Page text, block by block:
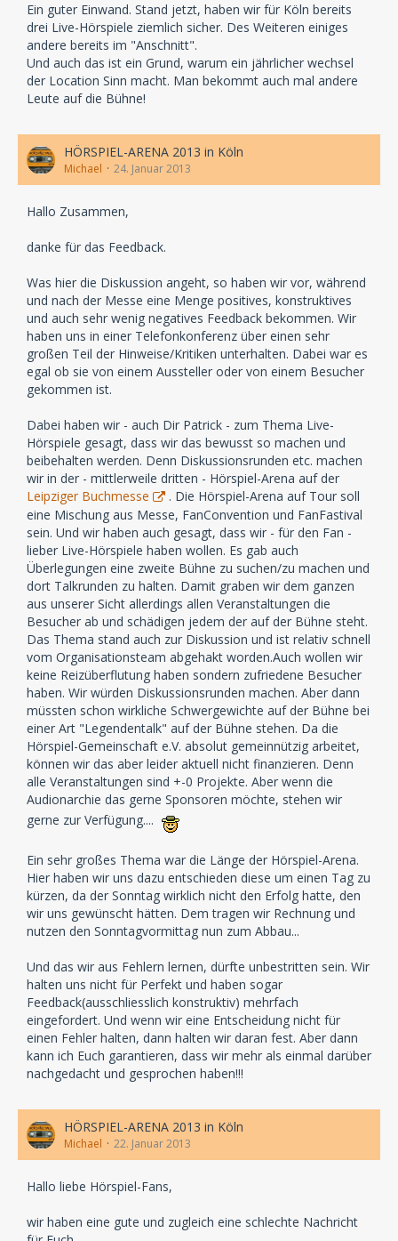
Ein guter Einwand. Stand jetzt, haben wir für Köln bereits
drei Live-Hörspiele ziemlich sicher. Des Weiteren einiges
andere bereits im "Anschnitt".
Und auch das ist ein Grund, warum ein jährlicher wechsel
der Location Sinn macht. Man bekommt auch mal andere
Leute auf die Bühne!
HÖRSPIEL-ARENA 2013 in Köln
Michael 24. Januar 2013
Hallo Zusammen,
danke für das Feedback.
Was hier die Diskussion angeht, so haben wir vor, während
und nach der Messe eine Menge positives, konstruktives
und auch sehr wenig negatives Feedback bekommen. Wir
haben uns in einer Telefonkonferenz über einen sehr
großen Teil der Hinweise/Kritiken unterhalten. Dabei war es
egal ob sie von einem Aussteller oder von einem Besucher
gekommen ist.
Dabei haben wir - auch Dir Patrick - zum Thema Live-
Hörspiele gesagt, dass wir das bewusst so machen und
beibehalten werden. Denn Diskussionsrunden etc. machen
wir in der - mittlerweile dritten - Hörspiel-Arena auf der
Leipziger Buchmesse
. Die Hörspiel-Arena auf Tour soll
eine Mischung aus Messe, FanConvention und FanFastival
sein. Und wir haben auch gesagt, dass wir - für den Fan -
lieber Live-Hörspiele haben wollen. Es gab auch
Überlegungen eine zweite Bühne zu suchen/zu machen und
dort Talkrunden zu halten. Damit graben wir dem ganzen
aus unserer Sicht allerdings allen Veranstaltungen die
Besucher ab und schädigen jedem der auf der Bühne steht.
Das Thema stand auch zur Diskussion und ist relativ schnell
vom Organisationsteam abgehakt worden.Auch wollen wir
keine Reizüberflutung haben sondern zufriedene Besucher
haben. Wir würden Diskussionsrunden machen. Aber dann
müssten schon wirkliche Schwergewichte auf der Bühne bei
einer Art "Legendentalk" auf der Bühne stehen. Da die
Hörspiel-Gemeinschaft e.V. absolut gemeinnützig arbeitet,
können wir das aber leider aktuell nicht finanzieren. Denn
alle Veranstaltungen sind +-0 Projekte. Aber wenn die
Audionarchie das gerne Sponsoren möchte, stehen wir
gerne zur Verfügung....
Ein sehr großes Thema war die Länge der Hörspiel-Arena.
Hier haben wir uns dazu entschieden diese um einen Tag zu
kürzen, da der Sonntag wirklich nicht den Erfolg hatte, den
wir uns gewünscht hätten. Dem tragen wir Rechnung und
nutzen den Sonntagvormittag nun zum Abbau...
Und das wir aus Fehlern lernen, dürfte unbestritten sein. Wir
halten uns nicht für Perfekt und haben sogar
Feedback(ausschliesslich konstruktiv) mehrfach
eingefordert. Und wenn wir eine Entscheidung nicht für
einen Fehler halten, dann halten wir daran fest. Aber dann
kann ich Euch garantieren, dass wir mehr als einmal darüber
nachgedacht und gesprochen haben!!!
HÖRSPIEL-ARENA 2013 in Köln
Michael 22. Januar 2013
Hallo liebe Hörspiel-Fans,
wir haben eine gute und zugleich eine schlechte Nachricht